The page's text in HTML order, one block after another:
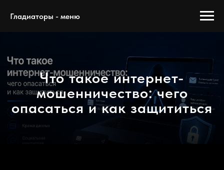
Гладиаторы - меню
Что такое интернет-
мошенничество: чего
опасаться и как защититься